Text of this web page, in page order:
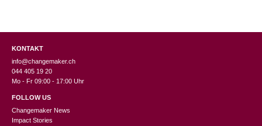
KONTAKT
info@changemaker.ch
044 405 19 20
Mo - Fr 09:00 - 17:00 Uhr
FOLLOW US
Changemaker News
Impact Stories